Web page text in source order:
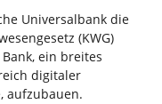
Universalbank die
(KWG)
ein breites
digitaler
aufzubauen.